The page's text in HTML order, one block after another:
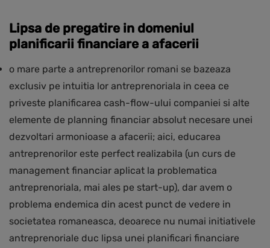
Lipsa de pregatire in domeniul
planificarii financiare a afacerii
o mare parte a antreprenorilor romani se bazeaza
exclusiv pe intuitia lor antreprenoriala in ceea ce
priveste planificarea cash-flow-ului companiei si alte
elemente de planning financiar absolut necesare unei
dezvoltari armonioase a afacerii; aici, educarea
antreprenorilor este perfect realizabila (un curs de
management financiar aplicat la problematica
antreprenoriala, mai ales pe start-up), dar avem o
problema endemica din acest punct de vedere in
societatea romaneasca, deoarece nu numai initiativele
antreprenoriale duc lipsa unei planificari financiare